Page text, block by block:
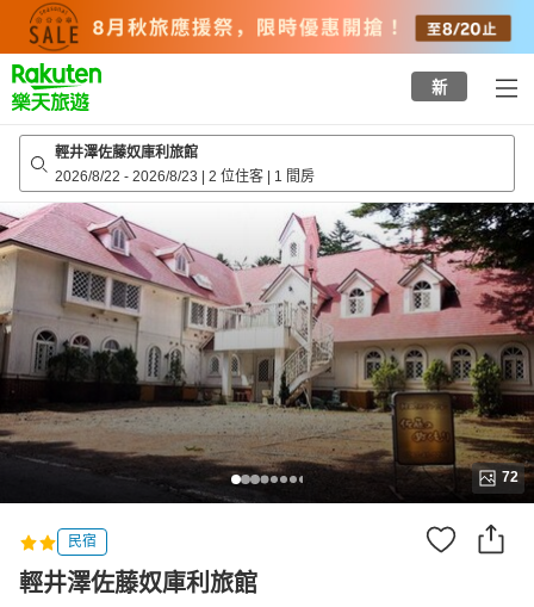
top
page
新
輕井澤佐藤奴庫利旅館
2026/8/22 - 2026/8/23 | 2 位住客 | 1 間房
72
民宿
輕井澤佐藤奴庫利旅館